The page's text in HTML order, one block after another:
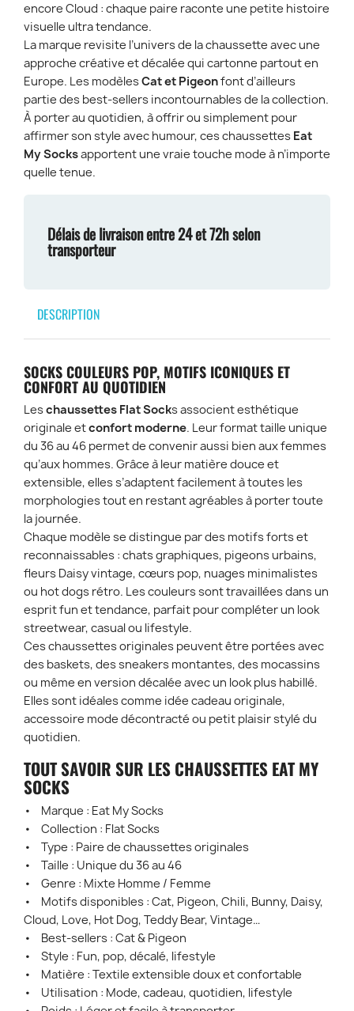
encore Cloud : chaque paire raconte une petite histoire
visuelle ultra tendance.
La marque revisite l’univers de la chaussette avec une
approche créative et décalée qui cartonne partout en
Europe. Les modèlesCat et Pigeonfont d’ailleurs
partie des best-sellers incontournables de la collection.
À porter au quotidien, à offrir ou simplement pour
affirmer son style avec humour, ces chaussettes Eat
My Socksapportent une vraie touche mode à n’importe
quelle tenue.
Délais de livraison entre 24 et 72h selon
transporteur
DESCRIPTION
SOCKS COULEURS POP, MOTIFS ICONIQUES ET
CONFORT AU QUOTIDIEN
Leschaussettes Flat Socks associent esthétique
originale etconfort moderne. Leur format taille unique
du 36 au 46 permet de convenir aussi bien aux femmes
qu’aux hommes. Grâce à leur matière douce et
extensible, elles s’adaptent facilement à toutes les
morphologies tout en restant agréables à porter toute
la journée.
Chaque modèle se distingue par des motifs forts et
reconnaissables : chats graphiques, pigeons urbains,
fleurs Daisy vintage, cœurs pop, nuages minimalistes
ou hot dogs rétro. Les couleurs sont travaillées dans un
esprit fun et tendance, parfait pour compléter un look
streetwear, casual ou lifestyle.
Ces chaussettes originales peuvent être portées avec
des baskets, des sneakers montantes, des mocassins
ou même en version décalée avec un look plus habillé.
Elles sont idéales comme idée cadeau originale,
accessoire mode décontracté ou petit plaisir stylé du
quotidien.
TOUT SAVOIR SUR LES CHAUSSETTES EAT MY
SOCKS
• Marque : Eat My Socks
• Collection : Flat Socks
• Type : Paire de chaussettes originales
• Taille : Unique du 36 au 46
• Genre : Mixte Homme / Femme
• Motifs disponibles : Cat, Pigeon, Chili, Bunny, Daisy,
Cloud, Love, Hot Dog, Teddy Bear, Vintage…
• Best-sellers : Cat & Pigeon
• Style : Fun, pop, décalé, lifestyle
• Matière : Textile extensible doux et confortable
• Utilisation : Mode, cadeau, quotidien, lifestyle